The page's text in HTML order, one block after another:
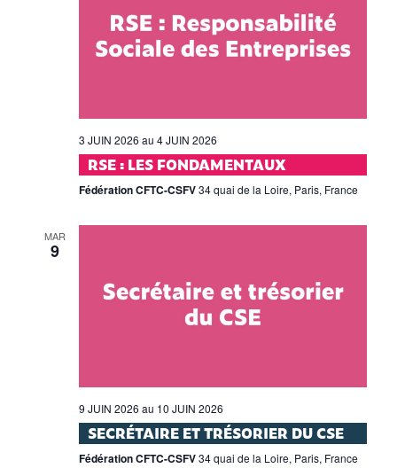
3 JUIN 2026 au 4 JUIN 2026
RSE : LES FONDAMENTAUX
Fédération CFTC-CSFV34 quai de la Loire, Paris, France
MAR
9
9 JUIN 2026 au 10 JUIN 2026
SECRÉTAIRE ET TRÉSORIER DU CSE
Fédération CFTC-CSFV34 quai de la Loire, Paris, France